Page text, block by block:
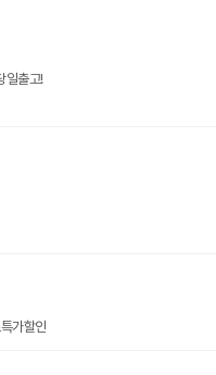
일출고!
가할인